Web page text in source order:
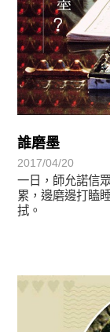
誰磨墨
2017/04/20
一日，師允諾信
累，邊磨邊打瞌
拭。